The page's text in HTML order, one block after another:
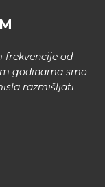
frekvencije od
godinama smo
razmišljati